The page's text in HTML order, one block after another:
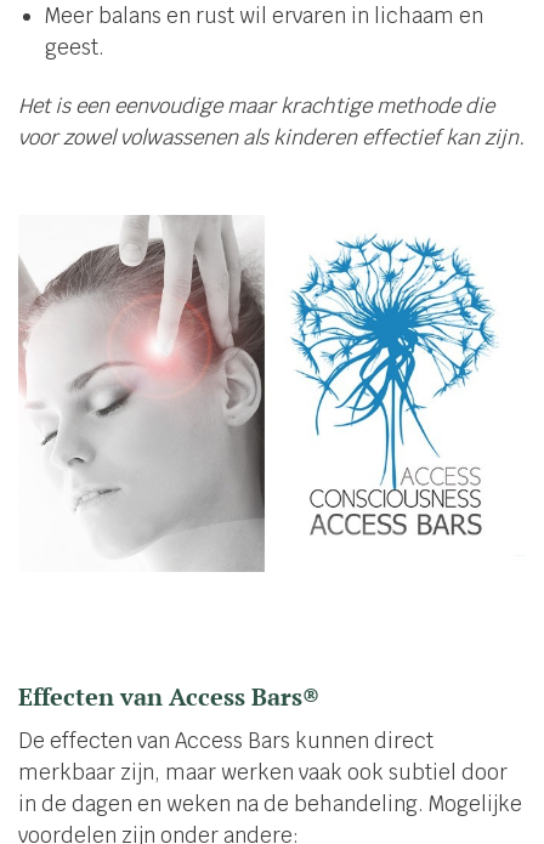
Meer balans en rust wil ervaren in lichaam en
geest.
Het is een eenvoudige maar krachtige methode die
voor zowel volwassenen als kinderen effectief kan zijn.
Effecten van Access Bars®
De effecten van Access Bars kunnen direct
merkbaar zijn, maar werken vaak ook subtiel door
in de dagen en weken na de behandeling. Mogelijke
voordelen zijn onder andere: